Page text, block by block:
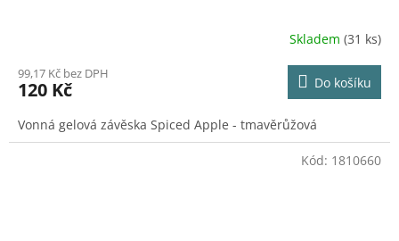
Skladem (31 ks)
99,17 Kč bez DPH
120 Kč Do košíku
Vonná gelová závěska Spiced Apple - tmavěrůžová
Kód: 1810660